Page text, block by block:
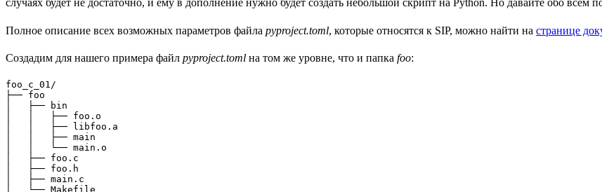
случаях будет не достаточно, и ему в дополнение нужно будет создать небольшой скрипт на Python. Но давайте обо всем
Полное описание всех возможных параметров файла pyproject.toml, которые относятся к SIP, можно найти на странице
Создадим для нашего примера файл pyproject.toml на том же уровне, что и папка foo:
foo_c_01/
├── foo
│   ├── bin
│   │   ├── foo.o
│   │   ├── libfoo.a
│   │   ├── main
│   │   └── main.o
│   ├── foo.c
│   ├── foo.h
│   ├── main.c
│   └── Makefile